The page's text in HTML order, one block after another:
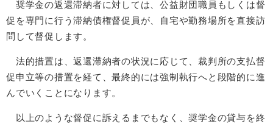
奨学金の返還滞納者に対しては、公益財団職員もしくは督
促を専門に行う滞納債権督促員が、自宅や勤務場所を直接訪
問して督促します。
法的措置は、返還滞納者の状況に応じて、裁判所の支払督
促申立等の措置を経て、最終的には強制執行へと段階的に進
んでいくことになります。
以上のような督促に訴えるまでもなく、奨学金の貸与を終